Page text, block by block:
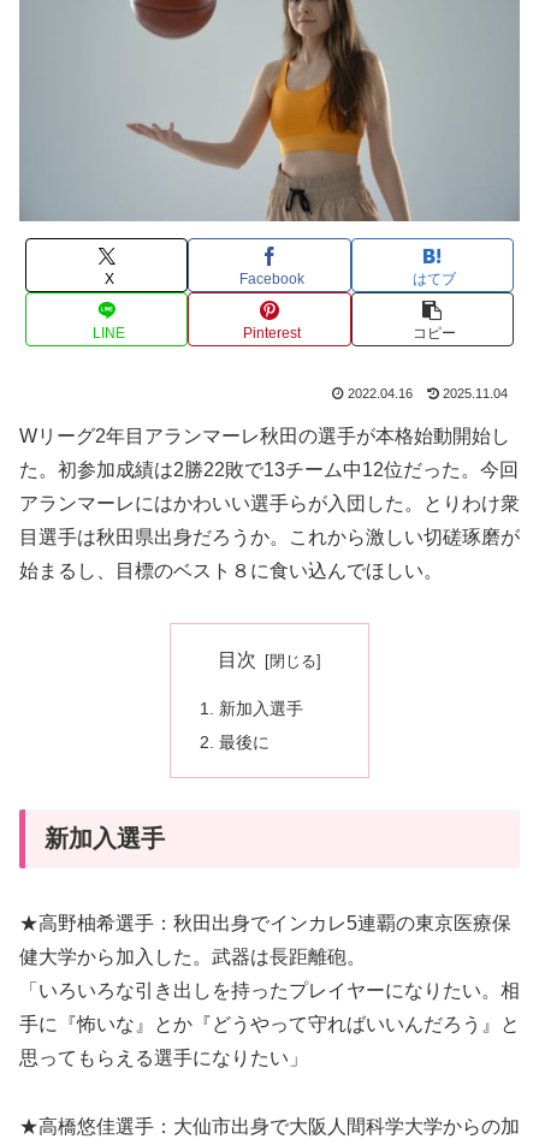
X Facebook はてブ
LINE Pinterest コピー
2022.04.16 2025.11.04
Wリーグ2年目アランマーレ秋田の選手が本格始動開始し
た。初参加成績は2勝22敗で13チーム中12位だった。今回
アランマーレにはかわいい選手らが入団した。とりわけ衆
目選手は秋田県出身だろうか。これから激しい切磋琢磨が
始まるし、目標のベスト８に食い込んでほしい。
目次
新加入選手
最後に
新加入選手
★高野柚希選手：秋田出身でインカレ5連覇の東京医療保
健大学から加入した。武器は長距離砲。
「いろいろな引き出しを持ったプレイヤーになりたい。相
手に『怖いな』とか『どうやって守ればいいんだろう』と
思ってもらえる選手になりたい」
★高橋悠佳選手：大仙市出身で大阪人間科学大学からの加